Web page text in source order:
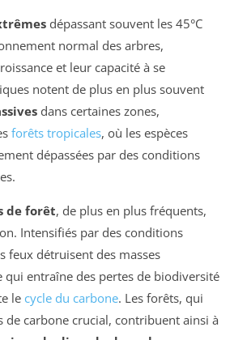
dépassant souvent les 45°C
normal des arbres,
et leur capacité à se
notent de plus en plus souvent
dans certaines zones,
forêts tropicales, où les espèces
dépassées par des conditions
de forêt, de plus en plus fréquents,
Intensifiés par des conditions
feux détruisent des masses
qui entraîne des pertes de biodiversité
le cycle du carbone. Les forêts, qui
carbone crucial, contribuent ainsi à